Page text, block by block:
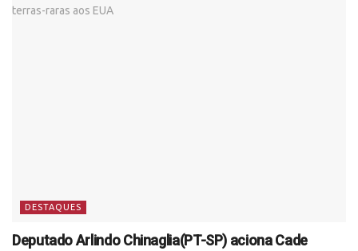
DESTAQUES
Deputado Arlindo Chinaglia(PT-SP) aciona Cade